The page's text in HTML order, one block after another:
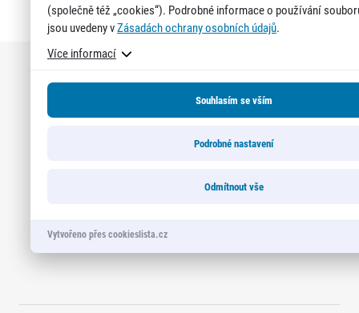
získají krásnou medaili a stanou se součástí speciální
síně slávy. Přestože projekt odstartoval teprve minulou
sezónu a od startu tak uběhlo teprve 18 měsíců,
Titulární partneři
(společně též „cookies“). Podrobné informace o používání
jsou uvedeny vZásadách ochrany osobních údajů.
Více informací
Souhlasím se vším
Podrobné nastavení
Odmítnout vše
Vytvořeno přes cookieslista.cz